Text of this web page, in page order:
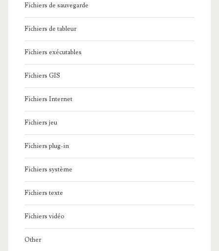
Fichiers de sauvegarde
Fichiers de tableur
Fichiers exécutables
Fichiers GIS
Fichiers Internet
Fichiers jeu
Fichiers plug-in
Fichiers système
Fichiers texte
Fichiers vidéo
Other